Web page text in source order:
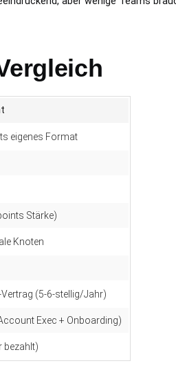
eigenes Format
Stärke)
Knoten
Vertrag (5-6-stellig/Jahr)
Exec + Onboarding)
bezahlt)